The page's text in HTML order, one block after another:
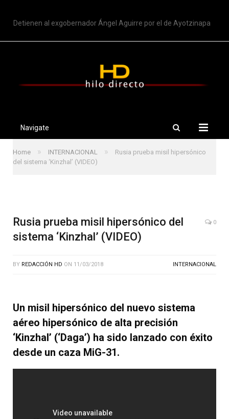
Detienen al exgobernador Ángel Aguirre por el de Ayotzinapa
Navigate
Home » INTERNACIONAL »
Rusia prueba misil hipersónico
del sistema ‘Kinzhal’ (VIDEO)
Rusia prueba misil hipersónico del
sistema ‘Kinzhal’ (VIDEO)
0
BY REDACCIÓN HD ON 11/03/2018 INTERNACIONAL
Un misil hipersónico del nuevo sistema
aéreo hipersónico de alta precisión
‘Kinzhal’ (‘Daga’) ha sido lanzado con éxito
desde un caza MiG-31.